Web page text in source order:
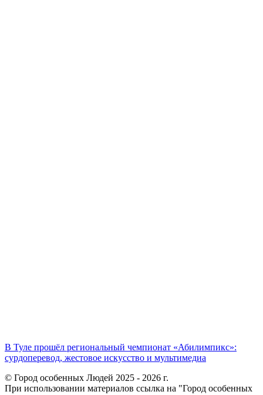
В Туле прошёл региональный чемпионат «Абилимпикс»:
сурдоперевод, жестовое искусство и мультимедиа
© Город особенных Людей 2025 - 2026 г.
При использовании материалов ссылка на "Город особенных